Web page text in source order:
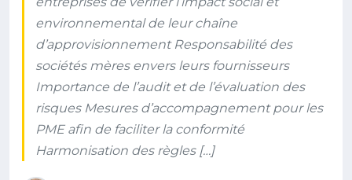
environnemental de leur chaîne
d’approvisionnement Responsabilité des
sociétés mères envers leurs fournisseurs
Importance de l’audit et de l’évaluation des
risques Mesures d’accompagnement pour les
PME afin de faciliter la conformité
Harmonisation des règles […]